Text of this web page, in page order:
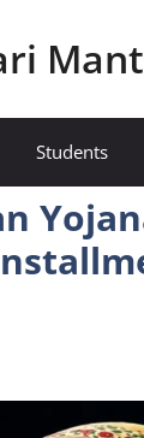
Students